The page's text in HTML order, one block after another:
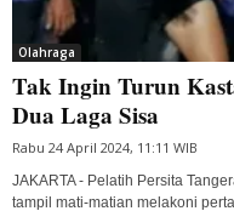
Olahraga
Tak Ingin Turun
Dua Laga Sisa
Rabu 24 April 2024, 11:11 WIB
JAKARTA - Pelatih Persita
tampil mati-matian melakoni